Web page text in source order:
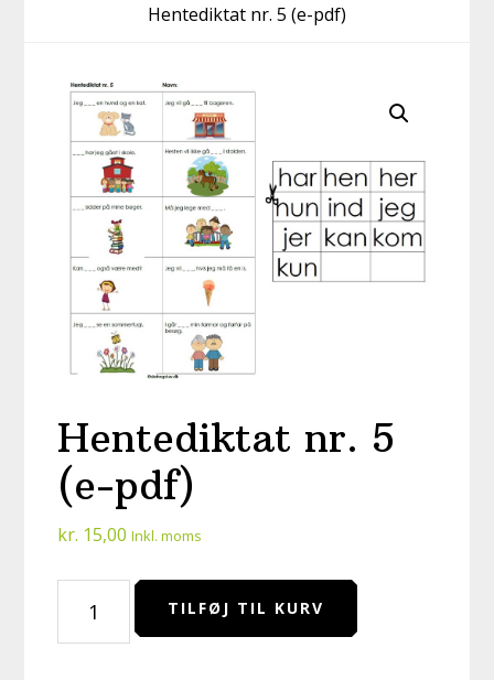
Hentediktat nr. 5 (e-pdf)
Hentediktat nr. 5
(e-pdf)
kr. 15,00 Inkl. moms
Hentediktat
5
TILFØJ TIL KURV